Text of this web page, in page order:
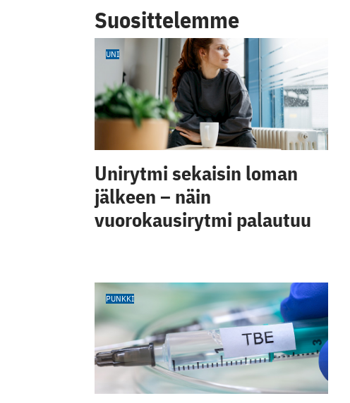
Suosittelemme
UNI
Unirytmi sekaisin loman
jälkeen – näin
vuorokausirytmi palautuu
PUNKKI